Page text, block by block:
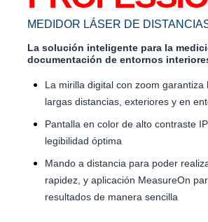
MEDIDOR LÁSER DE
La solución inteligente para la
documentación de entornos
La mirilla digital con zoom garantiza
largas distancias, exteriores y en
Pantalla en color de alto contraste
legibilidad óptima
Mando a distancia para poder
rapidez, y aplicación MeasureOn
resultados de manera sencilla